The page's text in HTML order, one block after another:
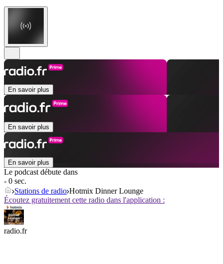
En savoir plus
En savoir plus
En savoir plus
Le podcast débute dans
- 0 sec.
Stations de radio Hotmix Dinner Lounge
Écoutez gratuitement cette radio dans l'application :
radio.fr